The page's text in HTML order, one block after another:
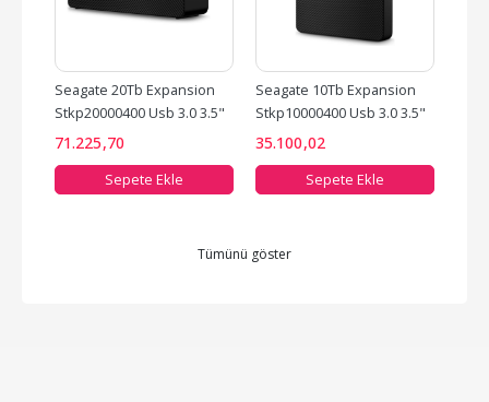
Seagate 20Tb Expansion
Stkp20000400 Usb 3.0 3.5"
Siyah Harici Harddisk
71.225,70
Sepete Ekle
Seagate 10Tb Expansion
Stkp10000400 Usb 3.0 3.5"
Siyah Harici Harddisk
35.100,02
Sepete Ekle
Tümünü göster